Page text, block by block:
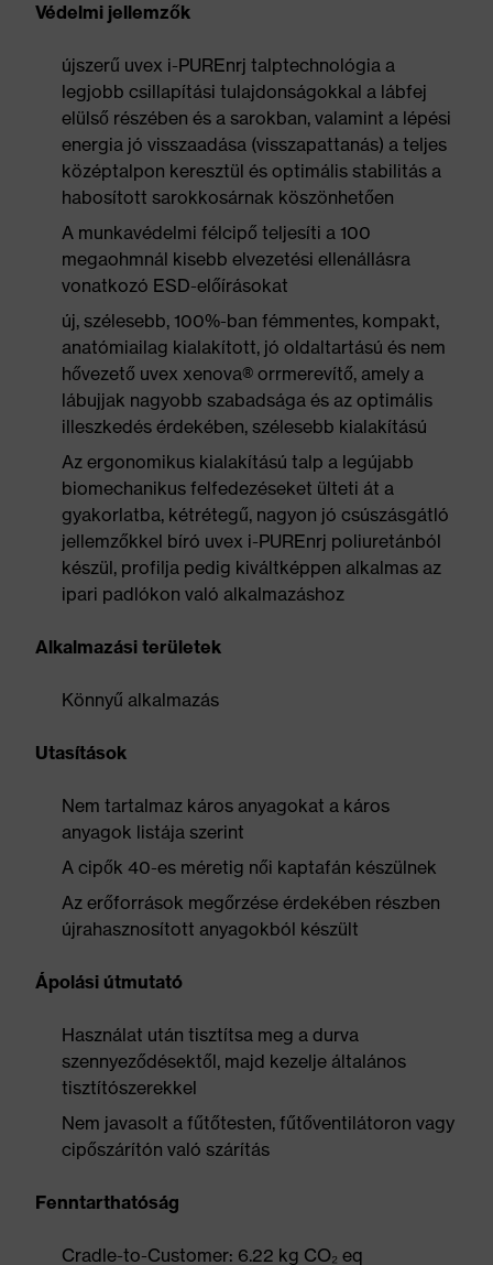
Védelmi jellemzők
újszerű uvex i-PUREnrj talptechnológia a
legjobb csillapítási tulajdonságokkal a lábfej
elülső részében és a sarokban, valamint a lépési
energia jó visszaadása (visszapattanás) a teljes
középtalpon keresztül és optimális stabilitás a
habosított sarokkosárnak köszönhetően
A munkavédelmi félcipő teljesíti a 100
megaohmnál kisebb elvezetési ellenállásra
vonatkozó ESD-előírásokat
új, szélesebb, 100%-ban fémmentes, kompakt,
anatómiailag kialakított, jó oldaltartású és nem
hővezető uvex xenova® orrmerevítő, amely a
lábujjak nagyobb szabadsága és az optimális
illeszkedés érdekében, szélesebb kialakítású
Az ergonomikus kialakítású talp a legújabb
biomechanikus felfedezéseket ülteti át a
gyakorlatba, kétrétegű, nagyon jó csúszásgátló
jellemzőkkel bíró uvex i-PUREnrj poliuretánból
készül, profilja pedig kiváltképpen alkalmas az
ipari padlókon való alkalmazáshoz
Alkalmazási területek
Könnyű alkalmazás
Utasítások
Nem tartalmaz káros anyagokat a káros
anyagok listája szerint
A cipők 40-es méretig női kaptafán készülnek
Az erőforrások megőrzése érdekében részben
újrahasznosított anyagokból készült
Ápolási útmutató
Használat után tisztítsa meg a durva
szennyeződésektől, majd kezelje általános
tisztítószerekkel
Nem javasolt a fűtőtesten, fűtőventilátoron vagy
cipőszárítón való szárítás
Fenntarthatóság
Cradle-to-Customer: 6.22 kg CO₂ eq